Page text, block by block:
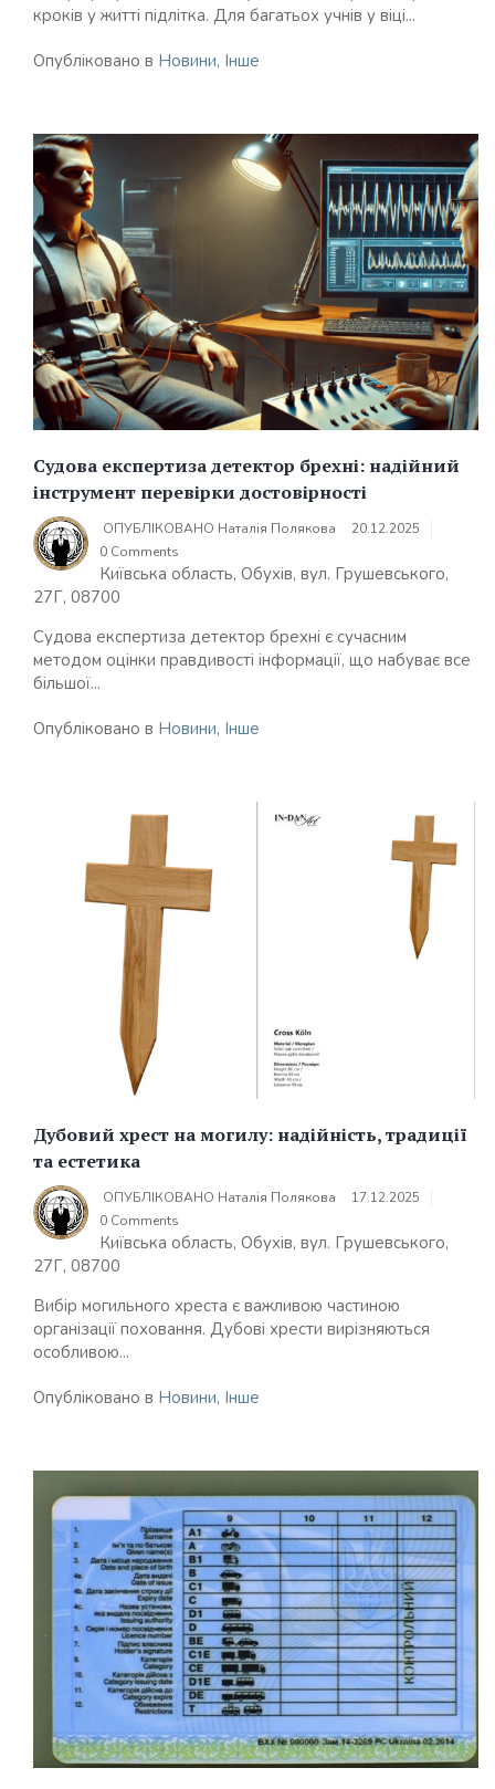
кроків у житті підлітка. Для багатьох учнів у віці...
Опубліковано в Новини, Інше
Судова експертиза детектор брехні: надійний
інструмент перевірки достовірності
ОПУБЛІКОВАНО Наталія Полякова
20.12.2025
0 Comments
Київська область, Обухів, вул. Грушевського,
27Г, 08700
Судова експертиза детектор брехні є сучасним
методом оцінки правдивості інформації, що набуває все
більшої...
Опубліковано в Новини, Інше
Дубовий хрест на могилу: надійність, традиції
та естетика
ОПУБЛІКОВАНО Наталія Полякова
17.12.2025
0 Comments
Київська область, Обухів, вул. Грушевського,
27Г, 08700
Вибір могильного хреста є важливою частиною
організації поховання. Дубові хрести вирізняються
особливою...
Опубліковано в Новини, Інше